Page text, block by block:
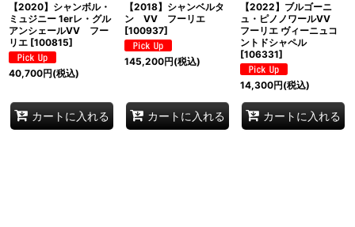
【2020】シャンボル・
ミュジニー 1erレ・グル
アンシェールVV フー
リエ [100815]
40,700円(税込)
カートに入れる
【2018】シャンベルタ
ン VV フーリエ
[100937]
145,200円(税込)
カートに入れる
【2022】ブルゴーニ
ュ・ピノノワールVV
フーリエ ヴィーニュコ
ントドシャペル
[106331]
14,300円(税込)
カートに入れる